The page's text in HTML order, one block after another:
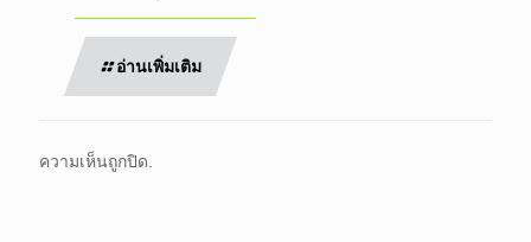
อ่านเพิ่มเติม
ความเห็นถูกปิด.